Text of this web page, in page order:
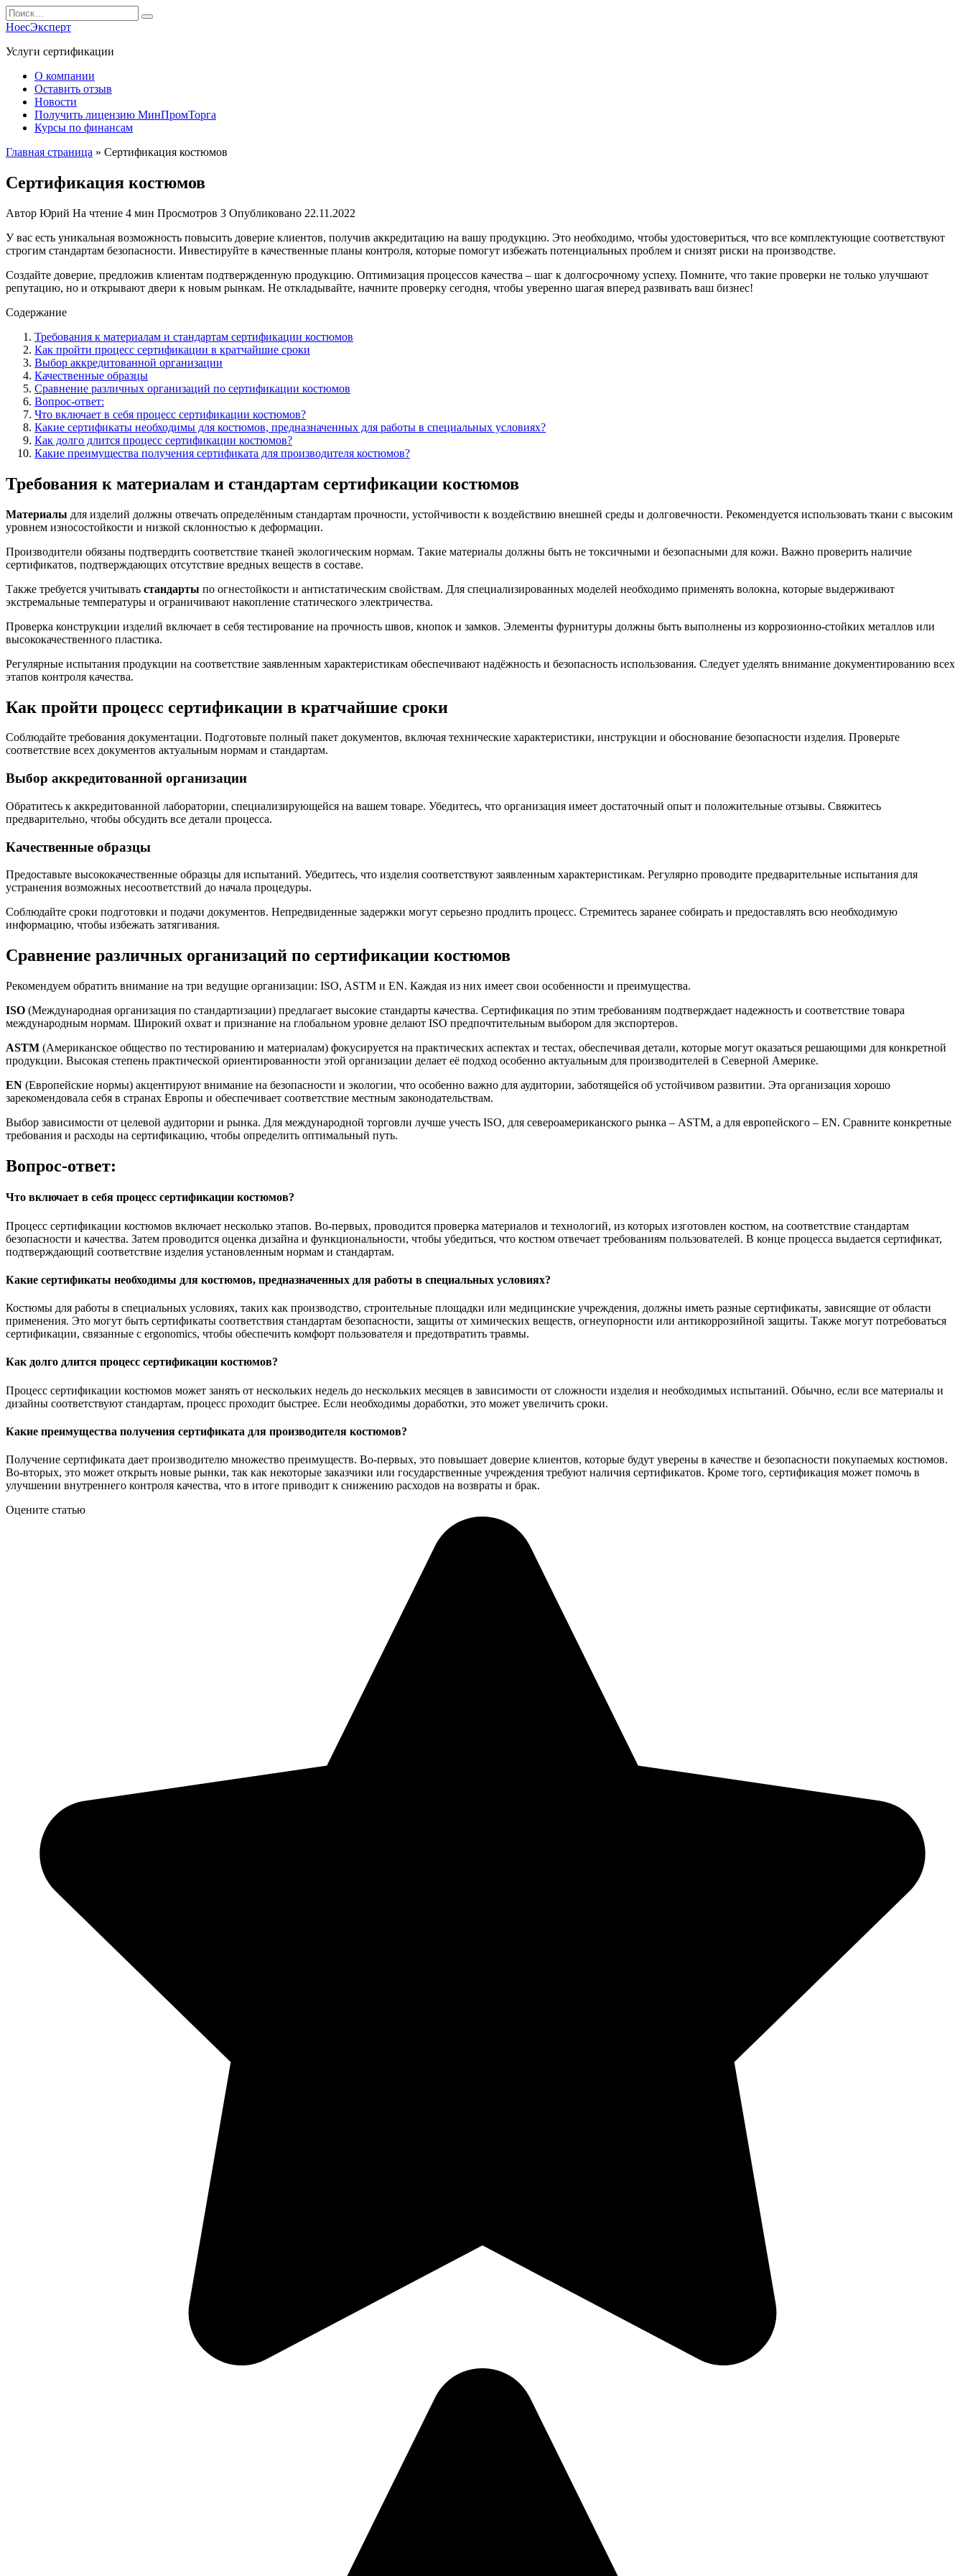
Перейти
к
содержанию
Search
for:
НоесЭксперт
Услуги сертификации
О компании
Оставить отзыв
Новости
Получить лицензию МинПромТорга
Курсы по финансам
Главная страница » Сертификация костюмов
Сертификация костюмов
Автор Юрий На чтение 4 мин Просмотров 3 Опубликовано 22.11.2022
У вас есть уникальная возможность повысить доверие клиентов, получив аккредитацию на вашу продукцию. Это необходимо, чтобы удостовериться, что все комплектующие соответствуют
строгим стандартам безопасности. Инвестируйте в качественные планы контроля, которые помогут избежать потенциальных проблем и снизят риски на производстве.
Создайте доверие, предложив клиентам подтвержденную продукцию. Оптимизация процессов качества – шаг к долгосрочному успеху. Помните, что такие проверки не только улучшают
репутацию, но и открывают двери к новым рынкам. Не откладывайте, начните проверку сегодня, чтобы уверенно шагая вперед развивать ваш бизнес!
Содержание
Требования к материалам и стандартам сертификации костюмов
Как пройти процесс сертификации в кратчайшие сроки
Выбор аккредитованной организации
Качественные образцы
Сравнение различных организаций по сертификации костюмов
Вопрос-ответ:
Что включает в себя процесс сертификации костюмов?
Какие сертификаты необходимы для костюмов, предназначенных для работы в специальных условиях?
Как долго длится процесс сертификации костюмов?
Какие преимущества получения сертификата для производителя костюмов?
Требования к материалам и стандартам сертификации костюмов
Материалы для изделий должны отвечать определённым стандартам прочности, устойчивости к воздействию внешней среды и долговечности. Рекомендуется использовать ткани с высоким
уровнем износостойкости и низкой склонностью к деформации.
Производители обязаны подтвердить соответствие тканей экологическим нормам. Такие материалы должны быть не токсичными и безопасными для кожи. Важно проверить наличие
сертификатов, подтверждающих отсутствие вредных веществ в составе.
Также требуется учитывать стандарты по огнестойкости и антистатическим свойствам. Для специализированных моделей необходимо применять волокна, которые выдерживают
экстремальные температуры и ограничивают накопление статического электричества.
Проверка конструкции изделий включает в себя тестирование на прочность швов, кнопок и замков. Элементы фурнитуры должны быть выполнены из коррозионно-стойких металлов или
высококачественного пластика.
Регулярные испытания продукции на соответствие заявленным характеристикам обеспечивают надёжность и безопасность использования. Следует уделять внимание документированию всех
этапов контроля качества.
Как пройти процесс сертификации в кратчайшие сроки
Соблюдайте требования документации. Подготовьте полный пакет документов, включая технические характеристики, инструкции и обоснование безопасности изделия. Проверьте
соответствие всех документов актуальным нормам и стандартам.
Выбор аккредитованной организации
Обратитесь к аккредитованной лаборатории, специализирующейся на вашем товаре. Убедитесь, что организация имеет достаточный опыт и положительные отзывы. Свяжитесь
предварительно, чтобы обсудить все детали процесса.
Качественные образцы
Предоставьте высококачественные образцы для испытаний. Убедитесь, что изделия соответствуют заявленным характеристикам. Регулярно проводите предварительные испытания для
устранения возможных несоответствий до начала процедуры.
Соблюдайте сроки подготовки и подачи документов. Непредвиденные задержки могут серьезно продлить процесс. Стремитесь заранее собирать и предоставлять всю необходимую
информацию, чтобы избежать затягивания.
Сравнение различных организаций по сертификации костюмов
Рекомендуем обратить внимание на три ведущие организации: ISO, ASTM и EN. Каждая из них имеет свои особенности и преимущества.
ISO (Международная организация по стандартизации) предлагает высокие стандарты качества. Сертификация по этим требованиям подтверждает надежность и соответствие товара
международным нормам. Широкий охват и признание на глобальном уровне делают ISO предпочтительным выбором для экспортеров.
ASTM (Американское общество по тестированию и материалам) фокусируется на практических аспектах и тестах, обеспечивая детали, которые могут оказаться решающими для конкретной
продукции. Высокая степень практической ориентированности этой организации делает её подход особенно актуальным для производителей в Северной Америке.
EN (Европейские нормы) акцентируют внимание на безопасности и экологии, что особенно важно для аудитории, заботящейся об устойчивом развитии. Эта организация хорошо
зарекомендовала себя в странах Европы и обеспечивает соответствие местным законодательствам.
Выбор зависимости от целевой аудитории и рынка. Для международной торговли лучше учесть ISO, для североамериканского рынка – ASTM, а для европейского – EN. Сравните конкретные
требования и расходы на сертификацию, чтобы определить оптимальный путь.
Вопрос-ответ:
Что включает в себя процесс сертификации костюмов?
Процесс сертификации костюмов включает несколько этапов. Во-первых, проводится проверка материалов и технологий, из которых изготовлен костюм, на соответствие стандартам
безопасности и качества. Затем проводится оценка дизайна и функциональности, чтобы убедиться, что костюм отвечает требованиям пользователей. В конце процесса выдается сертификат,
подтверждающий соответствие изделия установленным нормам и стандартам.
Какие сертификаты необходимы для костюмов, предназначенных для работы в специальных условиях?
Костюмы для работы в специальных условиях, таких как производство, строительные площадки или медицинские учреждения, должны иметь разные сертификаты, зависящие от области
применения. Это могут быть сертификаты соответствия стандартам безопасности, защиты от химических веществ, огнеупорности или антикоррозийной защиты. Также могут потребоваться
сертификации, связанные с ergonomics, чтобы обеспечить комфорт пользователя и предотвратить травмы.
Как долго длится процесс сертификации костюмов?
Процесс сертификации костюмов может занять от нескольких недель до нескольких месяцев в зависимости от сложности изделия и необходимых испытаний. Обычно, если все материалы и
дизайны соответствуют стандартам, процесс проходит быстрее. Если необходимы доработки, это может увеличить сроки.
Какие преимущества получения сертификата для производителя костюмов?
Получение сертификата дает производителю множество преимуществ. Во-первых, это повышает доверие клиентов, которые будут уверены в качестве и безопасности покупаемых костюмов.
Во-вторых, это может открыть новые рынки, так как некоторые заказчики или государственные учреждения требуют наличия сертификатов. Кроме того, сертификация может помочь в
улучшении внутреннего контроля качества, что в итоге приводит к снижению расходов на возвраты и брак.
Оцените статью